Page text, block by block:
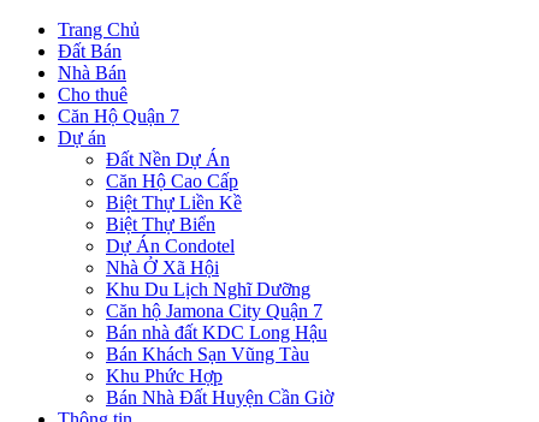
Trang Chủ
Đất Bán
Nhà Bán
Cho thuê
Căn Hộ Quận 7
Dự án
Đất Nền Dự Án
Căn Hộ Cao Cấp
Biệt Thự Liền Kề
Biệt Thự Biển
Dự Án Condotel
Nhà Ở Xã Hội
Khu Du Lịch Nghĩ Dưỡng
Căn hộ Jamona City Quận 7
Bán nhà đất KDC Long Hậu
Bán Khách Sạn Vũng Tàu
Khu Phức Hợp
Bán Nhà Đất Huyện Cần Giờ